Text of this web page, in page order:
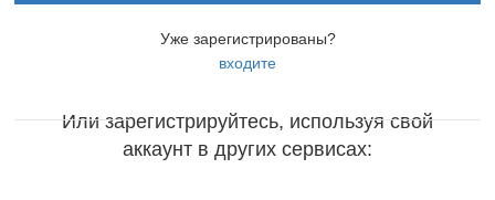
Уже зарегистрированы?
входите
Или зарегистрируйтесь, используя свой
аккаунт в других сервисах: